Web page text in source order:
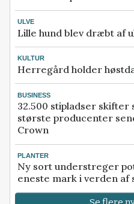
ULVE
Lille hund blev dræbt af
KULTUR
Herregård holder
BUSINESS
32.500 stipladser skifter
største producenter
Crown
PLANTER
Ny sort understreger
eneste mark i verden af